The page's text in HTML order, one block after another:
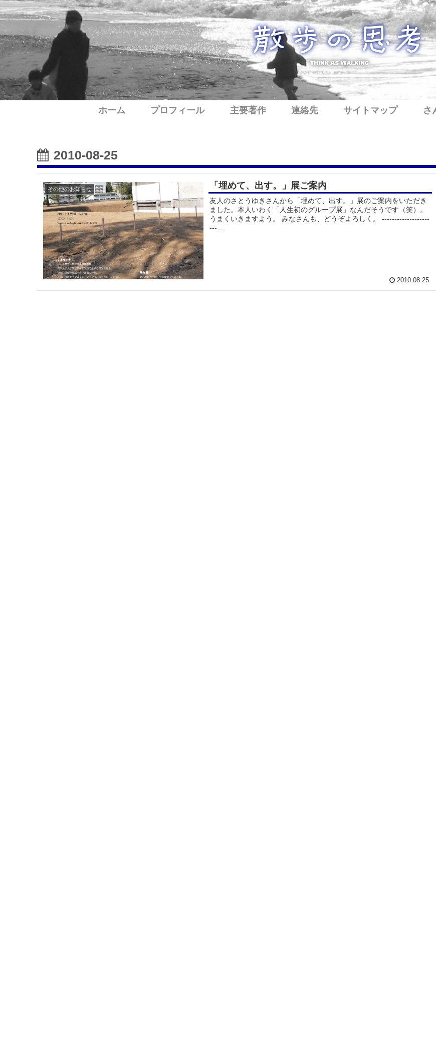
ホーム プロフィール 主要著作 連絡先 サイトマップ さ
2010-08-25
その他のお知らせ 「埋めて、出す。」展ご案内
友人のさとうゆきさんから「埋めて、出す。」展のご案内をいただき
ました。本人いわく「人生初のグループ展」なんだそうです（笑）。
うまくいきますよう。 みなさんも、どうぞよろしく。 -------------------
---...
2010.08.25